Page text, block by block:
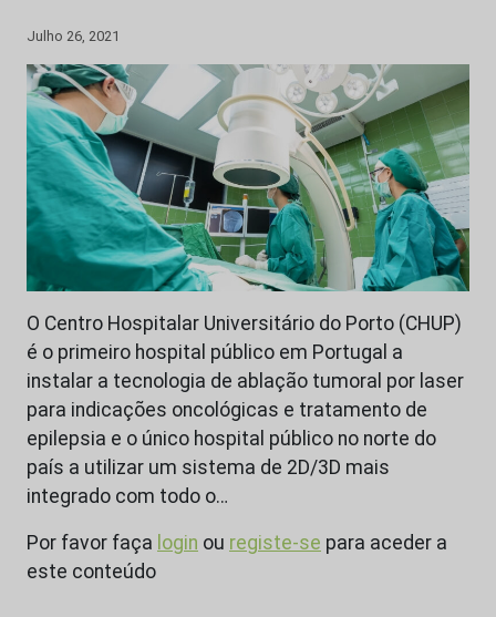
Julho 26, 2021
O Centro Hospitalar Universitário do Porto (CHUP)
é o primeiro hospital público em Portugal a
instalar a tecnologia de ablação tumoral por laser
para indicações oncológicas e tratamento de
epilepsia e o único hospital público no norte do
país a utilizar um sistema de 2D/3D mais
integrado com todo o…
Por favor faça login ou registe-se para aceder a
este conteúdo